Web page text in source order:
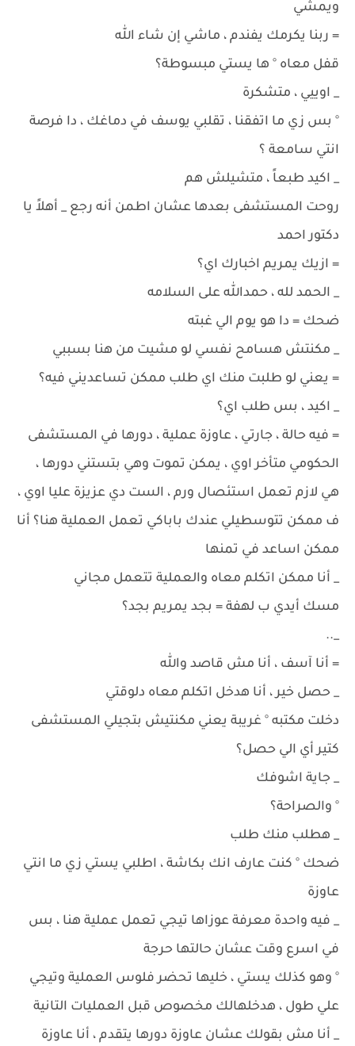
ويمشي
= ربنا يكرمك يفندم ، ماشي إن شاء الله
قفل معاه ° ها يستي مبسوطة؟
_ اوييي ، متشكرة
° بس زي ما اتفقنا ، تقلبي يوسف في دماغك ، دا فرصة
انتي سامعة ؟
_ اكيد طبعاً ، متشيلش هم
روحت المستشفى بعدها عشان اطمن أنه رجع _ أهلاً يا
دكتور احمد
= ازيك يمريم اخبارك اي؟
_ الحمد لله ، حمدالله على السلامه
ضحك = دا هو يوم الي غبته
_ مكنتش هسامح نفسي لو مشيت من هنا بسببي
= يعني لو طلبت منك اي طلب ممكن تساعديني فيه؟
_ اكيد ، بس طلب اي؟
= فيه حالة ، جارتي ، عاوزة عملية ، دورها في المستشفى
الحكومي متأخر اوي ، يمكن تموت وهي بتستني دورها ،
هي لازم تعمل استئصال ورم ، الست دي عزيزة عليا اوي ،
ف ممكن تتوسطيلي عندك باباكي تعمل العملية هنا؟ أنا
ممكن اساعد في تمنها
_ أنا ممكن اتكلم معاه والعملية تتعمل مجاني
مسك أيدي ب لهفة = بجد يمريم بجد؟
_..
= أنا آسف ، أنا مش قاصد والله
_ حصل خير ، أنا هدخل اتكلم معاه دلوقتي
دخلت مكتبه ° غريبة يعني مكنتيش بتجيلي المستشفى
كتير أي الي حصل؟
_ جاية اشوفك
° والصراحة؟
_ هطلب منك طلب
ضحك ° كنت عارف انك بكاشة ، اطلبي يستي زي ما انتي
عاوزة
_ فيه واحدة معرفة عوزاها تيجي تعمل عملية هنا ، بس
في اسرع وقت عشان حالتها حرجة
° وهو كذلك يستي ، خليها تحضر فلوس العملية وتيجي
علي طول ، هدخلهالك مخصوص قبل العمليات التانية
_ أنا مش بقولك عشان عاوزة دورها يتقدم ، أنا عاوزة